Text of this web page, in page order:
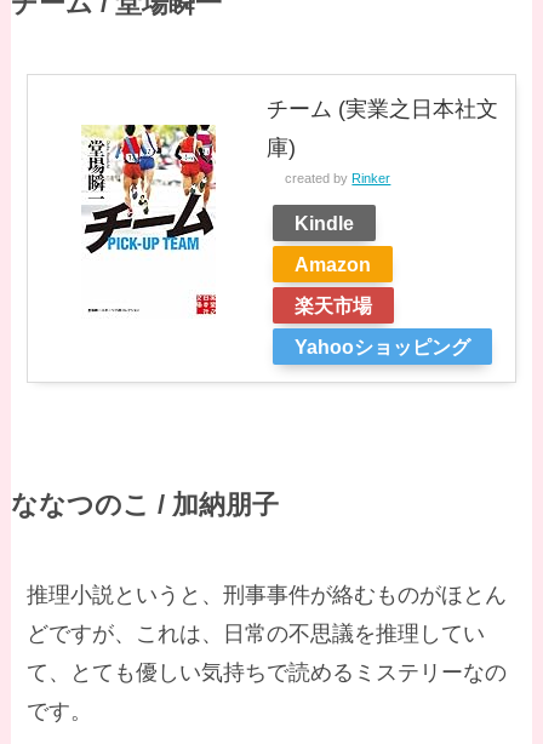
チーム (実業之日本社文
庫)
created byRinker
Kindle
Amazon
楽天市場
Yahooショッピング
ななつのこ / 加納朋子
推理小説というと、刑事事件が絡むものがほとん
どですが、これは、日常の不思議を推理してい
て、とても優しい気持ちで読めるミステリーなの
です。